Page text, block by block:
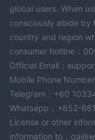
global users. When
consciously abide by
country and region
consumer hotline：
Official Email：
Mobile Phone
Telegram：+60
Whatsapp：+852-
License or other
information to：